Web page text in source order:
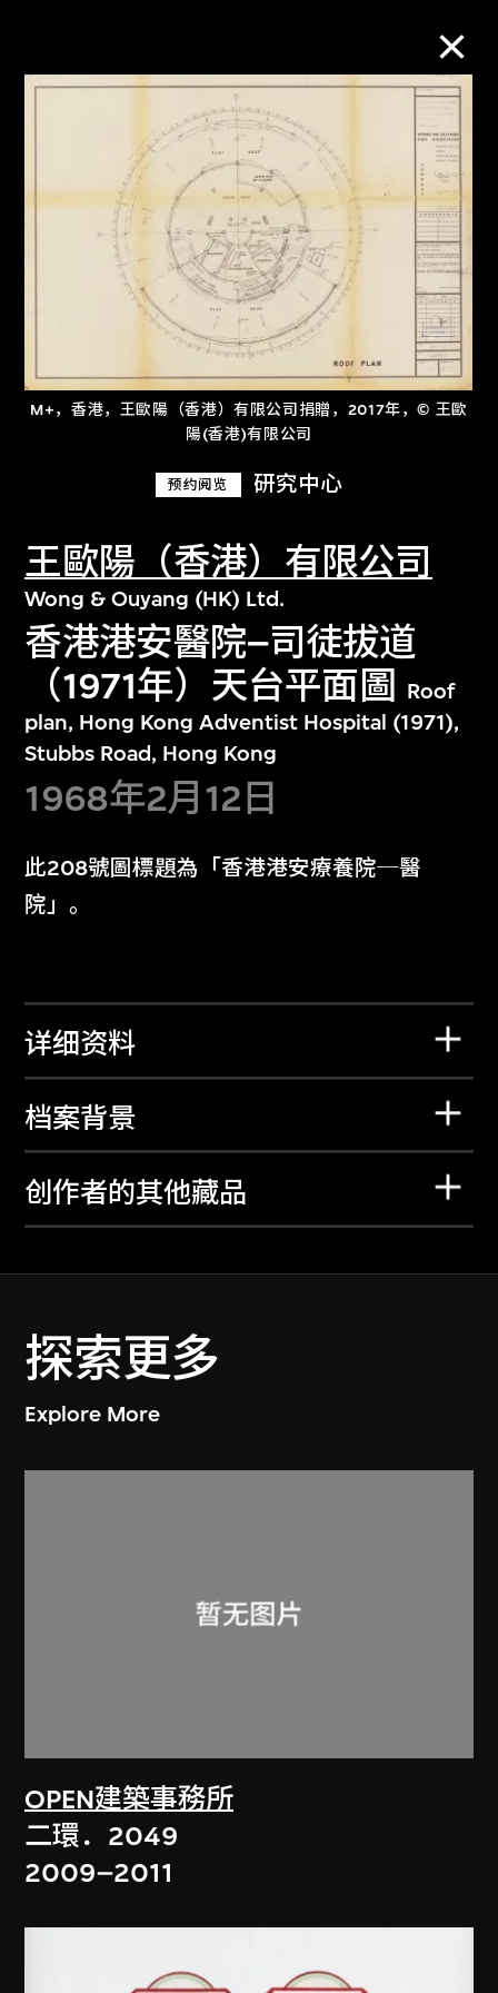
M+，香港，王歐陽（香港）有限公司捐贈，2017年，© 王歐
陽(香港)有限公司
预约阅览 研究中心
王歐陽（香港）有限公司
Wong & Ouyang (HK) Ltd.
香港港安醫院–司徒拔道
（1971年）天台平面圖
Roof
plan, Hong Kong Adventist Hospital (1971),
Stubbs Road, Hong Kong
1968年2月12日
此208號圖標題為「香港港安療養院─醫
院」。
详细资料
档案背景
创作者的其他藏品
探索更多
Explore More
OPEN建築事務所
二環．2049
2009–2011
M+藏品
进一步筛选 搜索
关于M+藏品
探索世界顶级的二十及二十一世纪视觉